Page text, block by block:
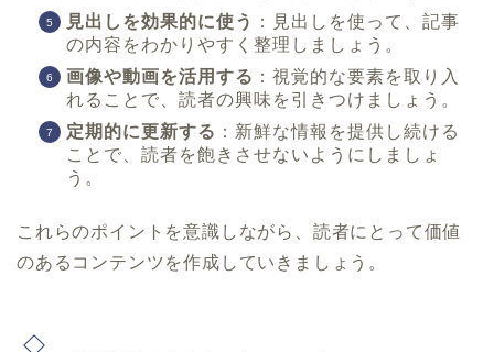
見出しを効果的に使う
：見出しを使って、記事
の内容をわかりやすく整理しましょう。
画像や動画を活用する ：視覚的な要素を取り入
れることで、読者の興味を引きつけましょう。
定期的に更新する ：新鮮な情報を提供し続ける
ことで、読者を飽きさせないようにしましょ
う。
これらのポイントを意識しながら、読者にとって価値
のあるコンテンツを作成していきましょう。